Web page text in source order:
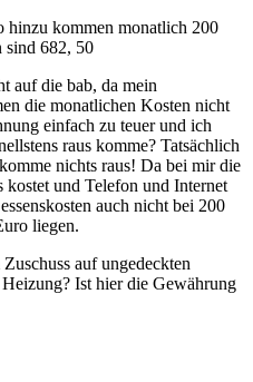
hinzu kommen monatlich 200
sind 682, 50
auf die bab, da mein
die monatlichen Kosten nicht
einfach zu teuer und ich
raus komme? Tatsächlich
nichts raus! Da bei mir die
kostet und Telefon und Internet
auch nicht bei 200
liegen.
auf ungedeckten
Ist hier die Gewährung